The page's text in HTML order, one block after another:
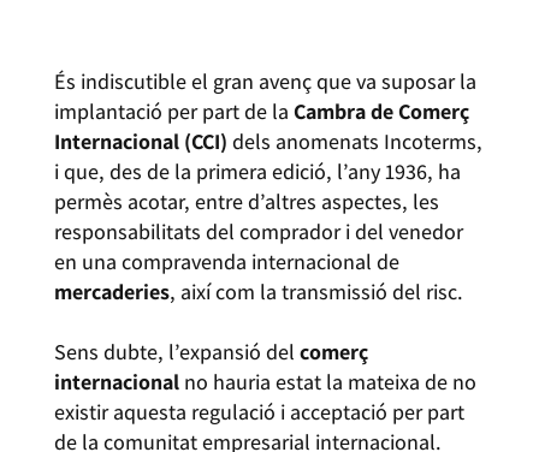
És indiscutible el gran avenç que va suposar la
implantació per part de la Cambra de Comerç
Internacional (CCI) dels anomenats Incoterms,
i que, des de la primera edició, l’any 1936, ha
permès acotar, entre d’altres aspectes, les
responsabilitats del comprador i del venedor
en una compravenda internacional de
mercaderies, així com la transmissió del risc.
Sens dubte, l’expansió del comerç
internacional no hauria estat la mateixa de no
existir aquesta regulació i acceptació per part
de la comunitat empresarial internacional.